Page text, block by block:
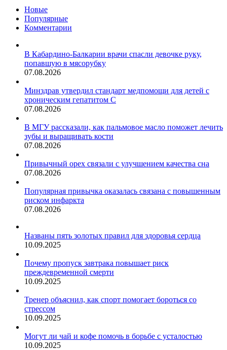
чувствовать
Новые
Популярные
Комментарии
В Кабардино-Балкарии врачи спасли девочке руку,
попавшую в мясорубку
07.08.2026
Минздрав утвердил стандарт медпомощи для детей с
хроническим гепатитом С
07.08.2026
В МГУ рассказали, как пальмовое масло поможет лечить
зубы и выращивать кости
07.08.2026
Привычный орех связали с улучшением качества сна
07.08.2026
Популярная привычка оказалась связана с повышенным
риском инфаркта
07.08.2026
Названы пять золотых правил для здоровья сердца
10.09.2025
Почему пропуск завтрака повышает риск
преждевременной смерти
10.09.2025
Тренер объяснил, как спорт помогает бороться со
стрессом
10.09.2025
Могут ли чай и кофе помочь в борьбе с усталостью
10.09.2025